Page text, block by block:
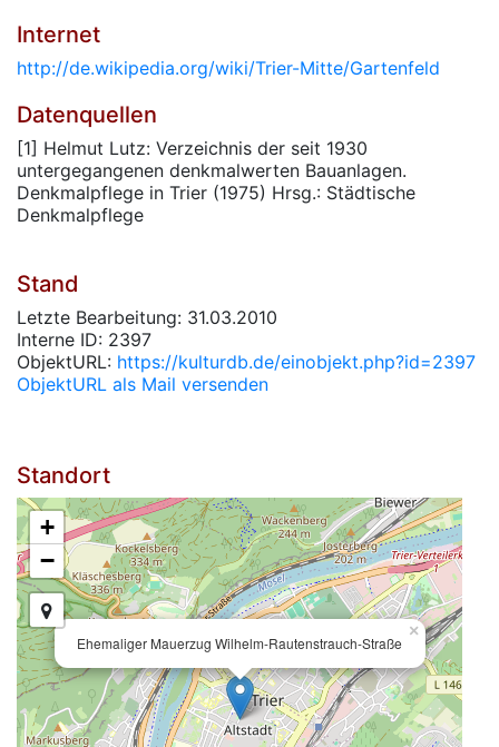
Internet
http://de.wikipedia.org/wiki/Trier-Mitte/Gartenfeld
Datenquellen
[1] Helmut Lutz: Verzeichnis der seit 1930
untergegangenen denkmalwerten Bauanlagen.
Denkmalpflege in Trier (1975) Hrsg.: Städtische
Denkmalpflege
Stand
Letzte Bearbeitung: 31.03.2010
Interne ID: 2397
ObjektURL: https://kulturdb.de/einobjekt.php?id=2397
ObjektURL als Mail versenden
Standort
Ehemaliger Mauerzug Wilhelm-Rautenstrauch-Straße
×
+
−